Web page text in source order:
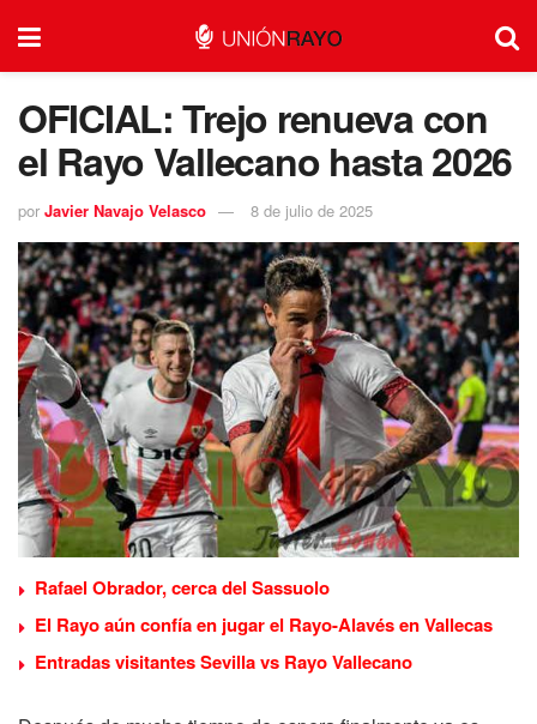
OFICIAL: Trejo renueva con
el Rayo Vallecano hasta 2026
por Javier Navajo Velasco 8 de julio de 2025
Rafael Obrador, cerca del Sassuolo
El Rayo aún confía en jugar el Rayo-Alavés en Vallecas
Entradas visitantes Sevilla vs Rayo Vallecano